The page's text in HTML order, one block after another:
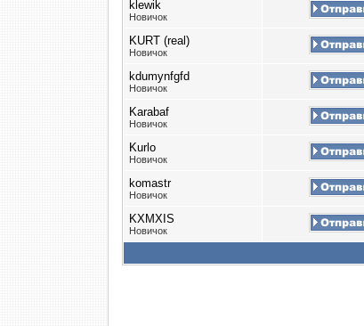
klewik
Новичок
KURT (real)
Новичок
kdumynfgfd
Новичок
Karabaf
Новичок
Kurlo
Новичок
komastr
Новичок
KXMXIS
Новичок